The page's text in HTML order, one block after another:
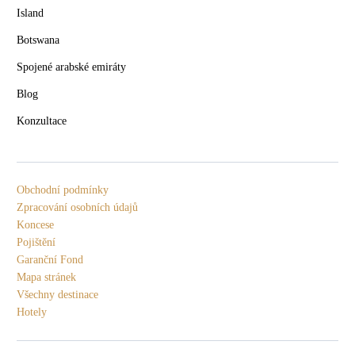
Island
Botswana
Spojené arabské emiráty
Blog
Konzultace
Obchodní podmínky
Zpracování osobních údajů
Koncese
Pojištění
Garanční Fond
Mapa stránek
Všechny destinace
Hotely